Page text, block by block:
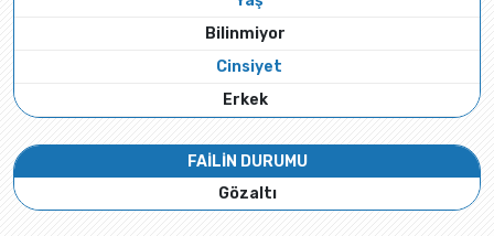
Bilinmiyor
Cinsiyet
Erkek
FAİLİN DURUMU
Gözaltı